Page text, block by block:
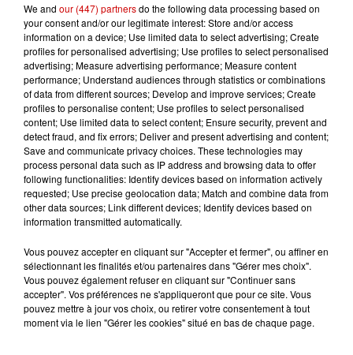
5 août 2026
"Attention au démarchage
abusif" : la préfecture de la
Gironde...
5 août 2026
À LA UNE : incendie à La
Rochelle, mégaferme de
saumons et succès...
Jeux Voir plus
We and our (447) partnersdo the following data processing based on
your consent and/or our legitimate interest: Store and/or access
information on a device; Use limited data to select advertising; Create
profiles for personalised advertising; Use profiles to select personalised
advertising; Measure advertising performance; Measure content
performance; Understand audiences through statistics or combinations
of data from different sources; Develop and improve services; Create
profiles to personalise content; Use profiles to select personalised
content; Use limited data to select content; Ensure security, prevent and
detect fraud, and fix errors; Deliver and present advertising and content;
Save and communicate privacy choices. These technologies may
process personal data such as IP address and browsing data to offer
following functionalities: Identify devices based on information actively
requested; Use precise geolocation data; Match and combine data from
other data sources; Link different devices; Identify devices based on
information transmitted automatically.
Vous pouvez accepter en cliquant sur "Accepter et fermer", ou affiner en
sélectionnant les finalités et/ou partenaires dans "Gérer mes choix".
Vous pouvez également refuser en cliquant sur "Continuer sans
accepter". Vos préférences ne s'appliqueront que pour ce site. Vous
pouvez mettre à jour vos choix, ou retirer votre consentement à tout
moment via le lien "Gérer les cookies" situé en bas de chaque page.